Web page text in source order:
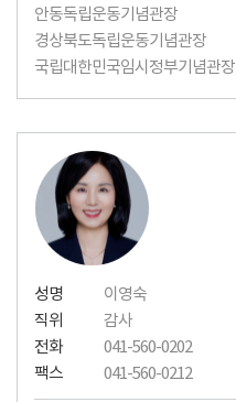
안동독립운동기념관장
경상북도독립운동기념관장
국립대한민국임시정부기념관장
성명
이영숙
직위
감사
전화
041-560-0202
팩스
041-560-0212